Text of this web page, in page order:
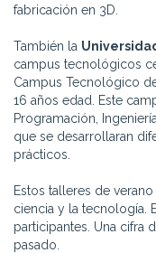
fabricación en 3D.
También la
campus tecnológicos
Campus Tecnológico
16 años edad. Este
Programación,
que se desarrollaran
prácticos.
Estos talleres de
ciencia y la tecnología.
participantes. Una cifra
pasado.